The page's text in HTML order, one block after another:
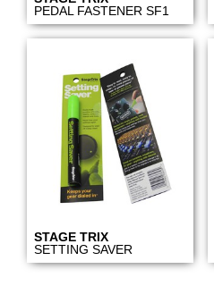
PEDAL FASTENER SF1
STAGE TRIX
SETTING SAVER